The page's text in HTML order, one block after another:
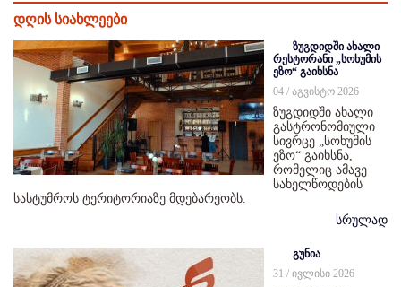
დღის სიახლეები
ზუგდიდში ახალი
რესტორანი „სოხუმის
ეზო“ გაიხსნა
04 / აგვისტო 2026
ზუგდიდში ახალი
გასტრონომიული
სივრცე „სოხუმის
ეზო“ გაიხსნა,
რომელიც ამავე
სახელწოდების
სასტუმროს ტერიტორიაზე მდებარეობს.
სრულად
გუნია
31 / ივლისი 2026